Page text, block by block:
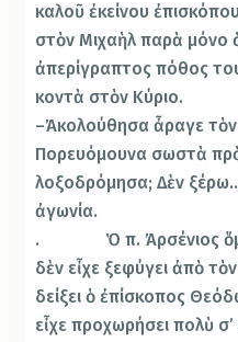
καλοῦ ἐκείνου
στὸν Μιχαὴλ παρὰ μόνο
ἀπερίγραπτος πόθος
κοντὰ στὸν Κύριο.
–Ἀκολούθησα ἆραγε
Πορευόμουνα σωστὰ
λοξοδρόμησα; Δὲν
ἀγωνία.
. Ὁ π. Ἀρσένιος ὅμως
δὲν εἶχε ξεφύγει ἀπὸ
δείξει ὁ ἐπίσκοπος
εἶχε προχωρήσει πολὺ